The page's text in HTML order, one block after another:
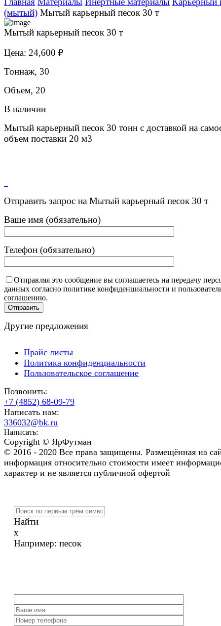
(мытый) Мытый карьерный песок 30 т
Мытый карьерный песок 30 т
Цена: 24,600 ₽
Тоннаж, 30
Объем, 20
В наличии
Мытый карьерный песок 30 тонн с доставкой на
объем поставки 20 м3
Отправить запрос на Мытый карьерный песок 30 т
Ваше имя (обязательно)
Телефон (обязательно)
Отправляя это сообщение вы соглашаетесь на передачу
данных согласно политике конфиденциальности и
соглашению.
Другие предложения
Прайс листы
Политика конфиденциальности
Пользовательское соглашение
Позвонить:
+7 (4852) 68-09-79
Написать нам:
336032@bk.ru
Написать:
Copyright © ЯрФутман
© 2016 - 2020 Все права защищены. Размещённая на
информация относительно стоимости имеет
характер и не является публичной офертой
Найти
x
Например: песок